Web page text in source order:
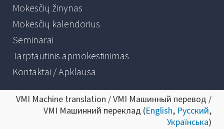
Mokesčių žinynas
Mokesčių kalendorius
Seminarai
Tarptautinis apmokestinimas
Kontaktai / Apklausa
VMI Machine translation / VMI Машинный перевод /
VMI Машинний переклад (English, Русский,
Українська)